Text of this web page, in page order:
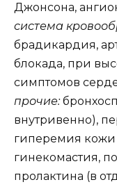
Джонсона,
система
брадикардия,
блокада, при
симптомов
прочие:
внутривенно),
гиперемия
гинекомастия,
пролактина (в